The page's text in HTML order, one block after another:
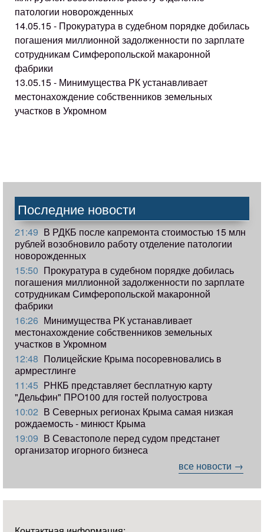
патологии новорожденных
14.05.15 - Прокуратура в судебном порядке добилась
погашения миллионной задолженности по зарплате
сотрудникам Симферопольской макаронной
фабрики
13.05.15 - Минимущества РК устанавливает
местонахождение собственников земельных
участков в Укромном
Последние новости
21:49 В РДКБ после капремонта стоимостью 15 млн
рублей возобновило работу отделение патологии
новорожденных
15:50 Прокуратура в судебном порядке добилась
погашения миллионной задолженности по зарплате
сотрудникам Симферопольской макаронной
фабрики
16:26 Минимущества РК устанавливает
местонахождение собственников земельных
участков в Укромном
12:48 Полицейские Крыма посоревновались в
армрестлинге
11:45 РНКБ представляет бесплатную карту
"Дельфин" ПРО100 для гостей полуострова
10:02 В Северных регионах Крыма самая низкая
рождаемость - минюст Крыма
19:09 В Севастополе перед судом предстанет
организатор игорного бизнеса
все новости →